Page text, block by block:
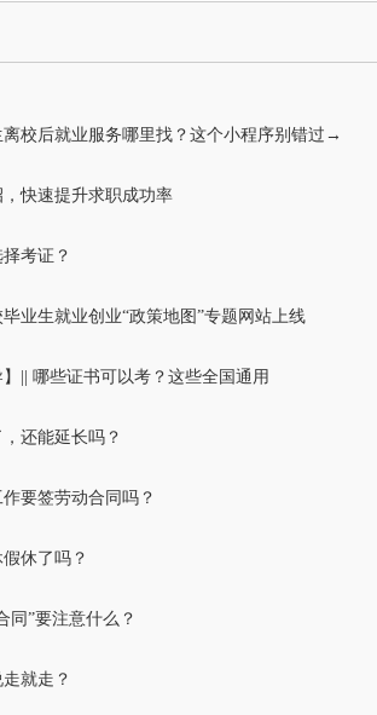
校后就业服务哪里找？这个小程序别错过→
快速提升求职成功率
考证？
毕业生就业创业“政策地图”专题网站上线
】|| 哪些证书可以考？这些全国通用
还能延长吗？
要签劳动合同吗？
休了吗？
同”要注意什么？
就走？